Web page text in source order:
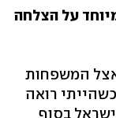
על הצלחה
אצל המשפחות
רואה
בסוף